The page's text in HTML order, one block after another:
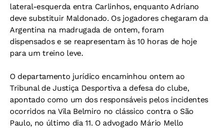
lateral-esquerda entra Carlinhos, enquanto Adriano
deve substituir Maldonado. Os jogadores chegaram da
Argentina na madrugada de ontem, foram
dispensados e se reapresentam às 10 horas de hoje
para um treino leve.
O departamento jurídico encaminhou ontem ao
Tribunal de Justiça Desportiva a defesa do clube,
apontado como um dos responsáveis pelos incidentes
ocorridos na Vila Belmiro no clássico contra o São
Paulo, no último dia 11. O advogado Mário Mello